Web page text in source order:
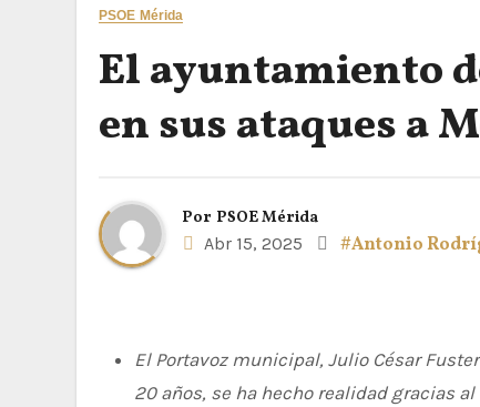
PSOE Mérida
El ayuntamiento
en sus ataques a
Por PSOE Mérida
Abr 15, 2025
#Antonio
El Portavoz municipal, Julio César
20 años, se ha hecho realidad gracias